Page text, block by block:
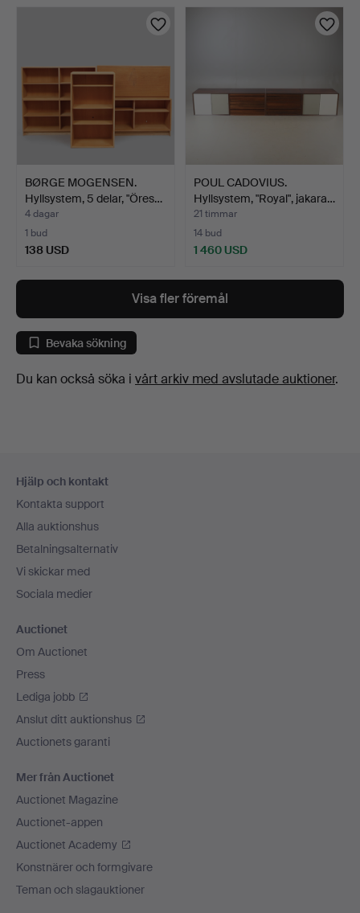
BØRGE MOGENSEN.
Hyllsystem, 5 delar, "Öres…
4 dagar
1 bud
138 USD
POUL CADOVIUS.
Hyllsystem, "Royal", jakara…
21 timmar
14 bud
1 460 USD
Visa fler föremål
Bevaka sökning
Du kan också söka i vårt arkiv med avslutade auktioner.
Hjälp och kontakt
Kontakta support
Alla auktionshus
Betalningsalternativ
Vi skickar med
Sociala medier
Auctionet
Om Auctionet
Press
Lediga jobb
Anslut ditt auktionshus
Auctionets garanti
Mer från Auctionet
Auctionet Magazine
Auctionet-appen
Auctionet Academy
Konstnärer och formgivare
Teman och slagauktioner